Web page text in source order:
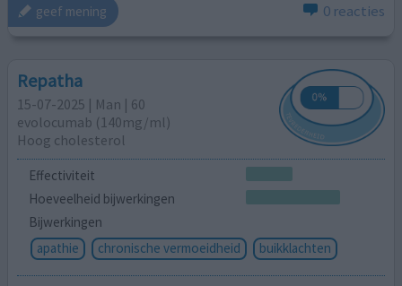
geef mening 0 reacties
Repatha
15-07-2025 | Man | 60
evolocumab (140mg/ml)
Hoog cholesterol
Effectiviteit
Hoeveelheid bijwerkingen
Bijwerkingen
apathie
chronische vermoeidheid buikklachten